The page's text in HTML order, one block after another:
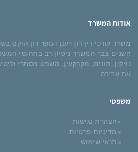
אודות המשרד
השנים צבר המשרד ניסיון רב בתחומי
נזיקין, חוזים, מקרקעין, משפט מסחרי
/ות עבירה.
משפטי
הצהרת נגישות
מדיניות פרטיות
תנאי שימוש